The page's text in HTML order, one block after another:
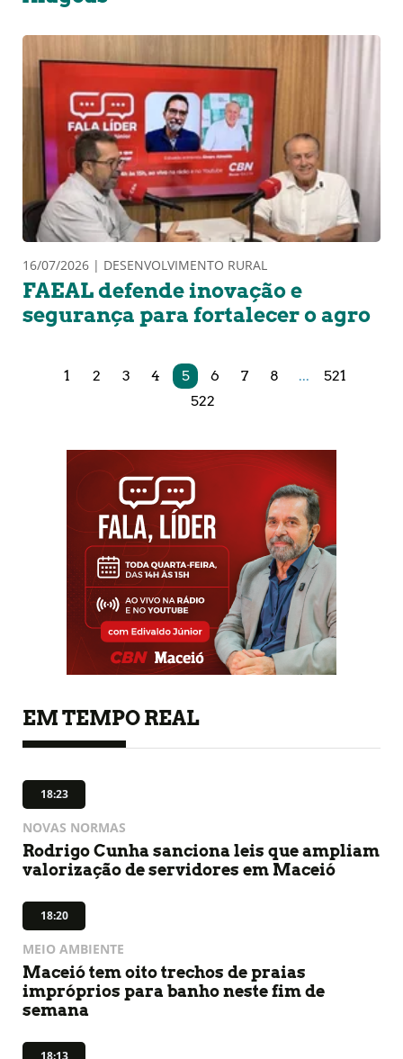
16/07/2026 | DESENVOLVIMENTO RURAL
FAEAL defende inovação e
segurança para fortalecer o agro
1 2 3 4 5 6 7 8 ...
521
522
EM TEMPO REAL
18:23
NOVAS NORMAS
Rodrigo Cunha sanciona leis que ampliam
valorização de servidores em Maceió
18:20
MEIO AMBIENTE
Maceió tem oito trechos de praias
impróprios para banho neste fim de
semana